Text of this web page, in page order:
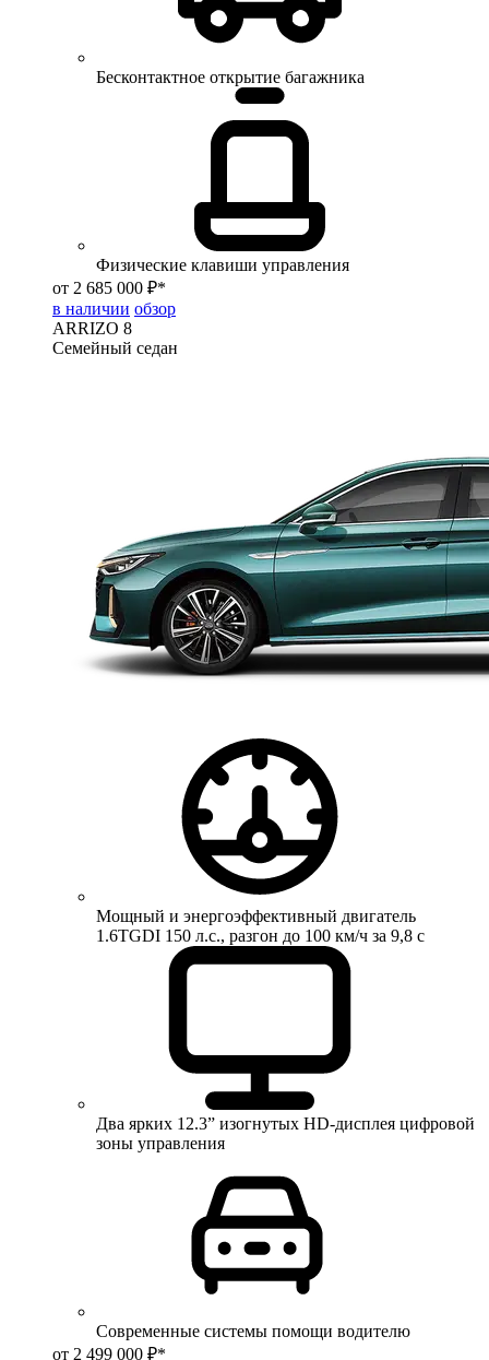
Бесконтактное открытие багажника
Физические клавиши управления
от 2 685 000 ₽*
в наличии обзор
ARRIZO 8
Семейный седан
Мощный и энергоэффективный двигатель
1.6TGDI 150 л.с., разгон до 100 км/ч за 9,8 с
Два ярких 12.3” изогнутых HD-дисплея цифровой
зоны управления
Современные системы помощи водителю
от 2 499 000 ₽*